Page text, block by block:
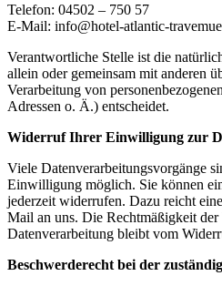
Telefon: 04502 – 750 57
E-Mail: info@hotel-atlantic-
Verantwortliche Stelle ist die
allein oder gemeinsam mit anderen
Verarbeitung von
Adressen o. Ä.) entscheidet.
Widerruf Ihrer Einwilligung zur
Viele Datenverarbeitungsvorgänge
Einwilligung möglich. Sie können
jederzeit widerrufen. Dazu reicht
Mail an uns. Die Rechtmäßigkeit
Datenverarbeitung bleibt vom
Beschwerderecht bei der